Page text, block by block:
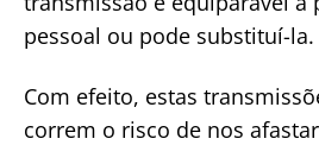
pessoal ou pode substituí-la.
Com efeito, estas
correm o risco de nos